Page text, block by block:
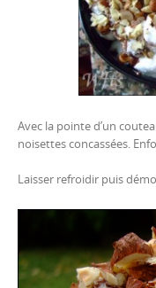
Avec la pointe d’un
noisettes concassées.
Laisser refroidir puis